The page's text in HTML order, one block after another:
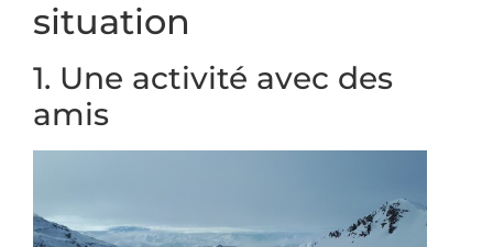
situation
1. Une activité avec des
amis